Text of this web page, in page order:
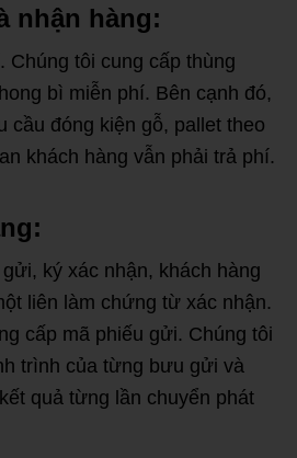
nhận hàng:
Chúng tôi cung cấp thùng
bì miễn phí. Bên cạnh đó,
cầu đóng kiện gỗ, pallet theo
khách hàng vẫn phải trả phí.
ký xác nhận, khách hàng
liên làm chứng từ xác nhận.
cấp mã phiếu gửi. Chúng tôi
trình của từng bưu gửi và
quả từng lần chuyển phát